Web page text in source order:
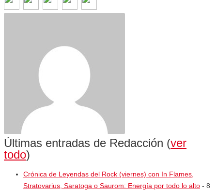
Últimas entradas de Redacción (ver
todo)
Crónica de Leyendas del Rock (viernes) con In Flames,
Stratovarius, Saratoga o Saurom: Energía por todo lo alto - 8